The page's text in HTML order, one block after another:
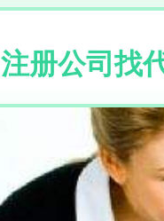
册公司找